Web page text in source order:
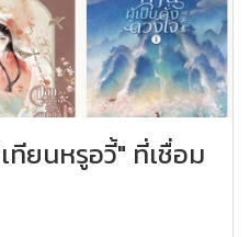
ทียนหรูอวี้" ที่เชื่อม